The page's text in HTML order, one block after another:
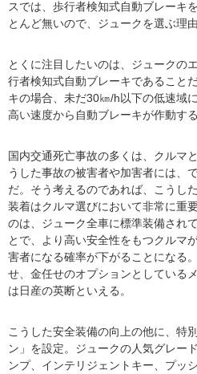
スでは、歩行者検知式自動ブレーキ
とんど無いので、ジュークを選ぶ理
とくに注目したいのは、ジュークの
行者検知式自動ブレーキであること
キの場合、未だ30㎞/h以下の低速域に
高い速度から自動ブレーキが作動す
国内交通死亡事故の多くは、クルマ
うした事故の被害者や加害者には、
だ。そう考えるのであれば、こうし
装着はクルマ選びにおいて非常に重
のは、ジューク全車に標準装備され
とで、より高い安全性をもつクルマ
害者になる確率が下がることになる
せ、金任せのオプションとしている
は日産の英断といえる。
こうした安全装備の向上の他に、特
ン」を設定。ジュークの人気グレー
ンプ、インテリジェントキー、プッ